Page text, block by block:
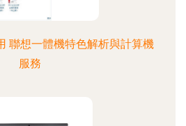
聯想一體機特色解析與計算機
服務